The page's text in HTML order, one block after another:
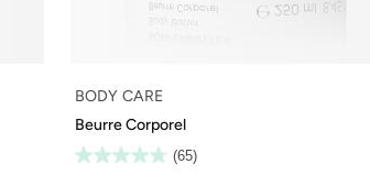
BODY CARE
Beurre Corporel
(65)